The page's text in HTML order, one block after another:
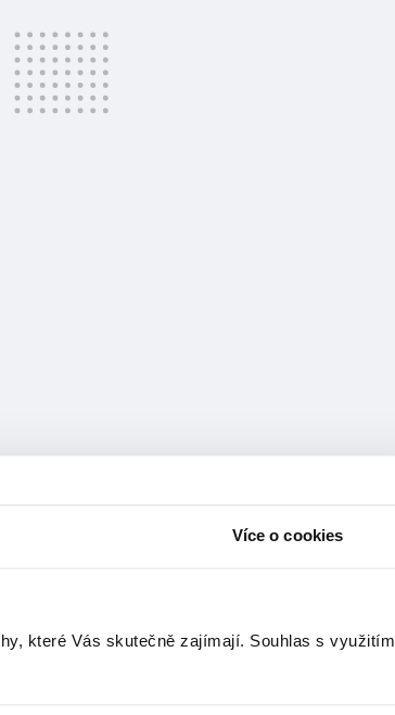
Více o cookies
které Vás skutečně zajímají. Souhlas s využitím